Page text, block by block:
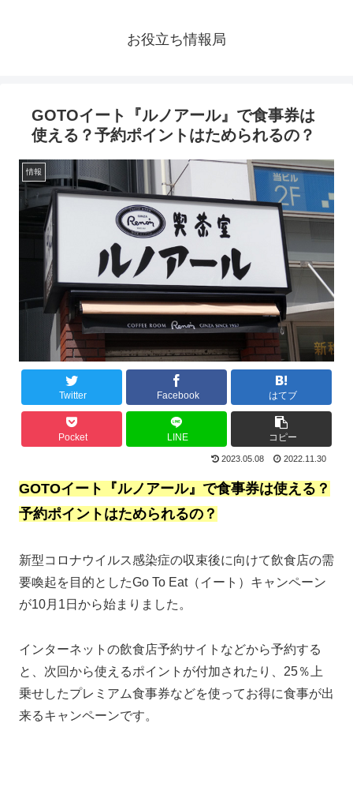
お役立ち情報局
GOTOイート『ルノアール』で食事券は
使える？予約ポイントはためられるの？
情報
Twitter Facebook はてブ
Pocket LINE コピー
2023.05.08 2022.11.30
GOTOイート『ルノアール』で食事券は使える？
予約ポイントはためられるの？
新型コロナウイルス感染症の収束後に向けて飲食店の需
要喚起を目的としたGo To Eat（イート）キャンペーン
が10月1日から始まりました。
インターネットの飲食店予約サイトなどから予約する
と、次回から使えるポイントが付加されたり、25％上
乗せしたプレミアム食事券などを使ってお得に食事が出
来るキャンペーンです。